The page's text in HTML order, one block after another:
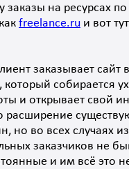
на ресурсах
freelance.ru и вот
заказывает сайт
собирается
и открывает свой
расширение
но во всех случаях
заказчиков не
и им всё это